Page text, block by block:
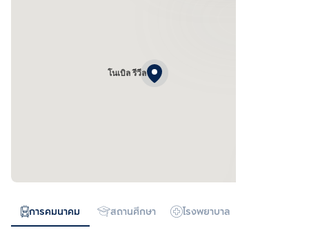
โนเบิล รีวีล
การคมนาคม สถานศึกษา โรงพยาบาล